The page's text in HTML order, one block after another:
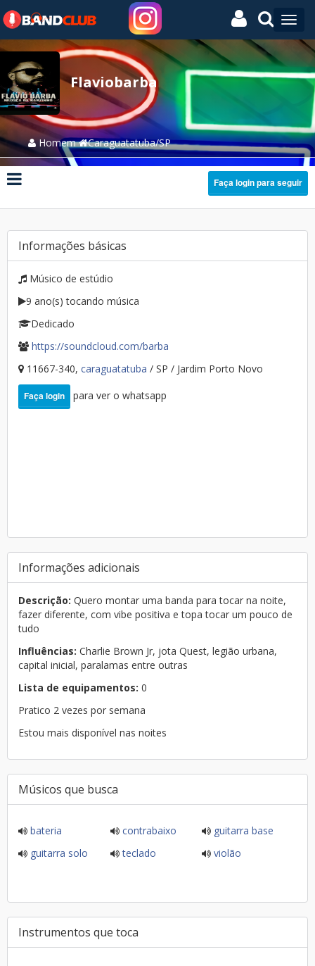
Flaviobarba
Homem Caraguatatuba/SP
Faça login para seguir
Informações básicas
Músico de estúdio
9 ano(s) tocando música
Dedicado
https://soundcloud.com/barba
11667-340, caraguatatuba / SP / Jardim Porto Novo
Faça login para ver o whatsapp
Informações adicionais
Descrição: Quero montar uma banda para tocar na noite,
fazer diferente, com vibe positiva e topa tocar um pouco de
tudo
Influências: Charlie Brown Jr, jota Quest, legião urbana,
capital inicial, paralamas entre outras
Lista de equipamentos: 0
Pratico 2 vezes por semana
Estou mais disponível nas noites
Músicos que busca
bateria contrabaixo
guitarra base
guitarra solo
teclado violão
Instrumentos que toca